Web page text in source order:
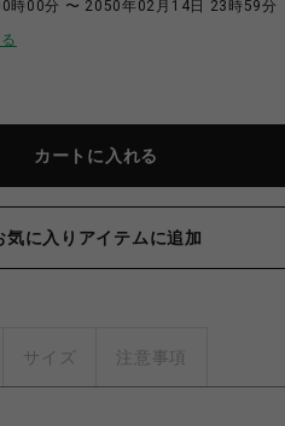
時00分 〜 2050年02月14日 23時59分
カートに入れる
気に入りアイテムに追加
サイズ 注意事項